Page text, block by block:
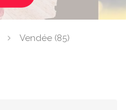
Vendée (85)